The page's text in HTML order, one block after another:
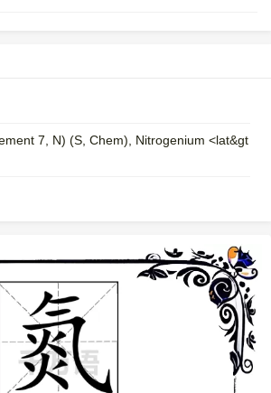
7, N)​ (S, Chem)​, Nitrogenium <lat&gt